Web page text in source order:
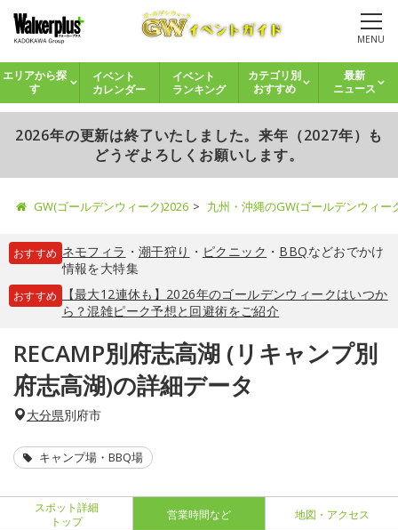
MENU
エリアから探
す
イベント
カレンダー
イベント
ランキング
カテゴリ別
おすすめ
最新
ニュース
2026年の更新は終了いたしました。来年（2027年）も
どうぞよろしくお願いします。
GW(ゴールデンウィーク)2026 九州・沖縄のGW(ゴールデンウィ
おすすめ ネモフィラ ・ 潮干狩り ・ ピクニック ・ BBQなどおでかけ
情報を大特集
おすすめ
【最大12連休も】2026年のゴールデンウィークはいつか
ら？混雑ピーク予想と回避術をご紹介
RECAMP別府志高湖 (リキャンプ別
府志高湖)の詳細データ
大分県別府市
キャンプ場・BBQ場
スポット詳細
トップ
営業時間など 地図・アクセス